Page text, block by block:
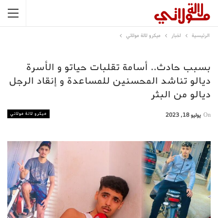
الرئيسية اخبار ميكرو لالة مولاتي
بسبب حادث.. أسامة تقلبات حياتو و الأسرة
ديالو تناشد المحسنين للمساعدة و إنقاد الرجل
ديالو من البثر
ميكرو لالة مولاتي On يوليو 18, 2023